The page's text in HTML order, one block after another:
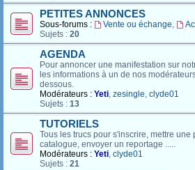
PETITES ANNONCES
Sous-forums : Vente ou échange,
Sujets : 20
AGENDA
Pour annoncer une manifestation sur
les informations à un de nos
dessous.
Modérateurs : Yeti, zesingle, clyde01
Sujets : 13
TUTORIELS
Tous les trucs pour s'inscrire, mettre une
catalogue, envoyer un reportage .....
Modérateurs : Yeti, clyde01
Sujets : 21